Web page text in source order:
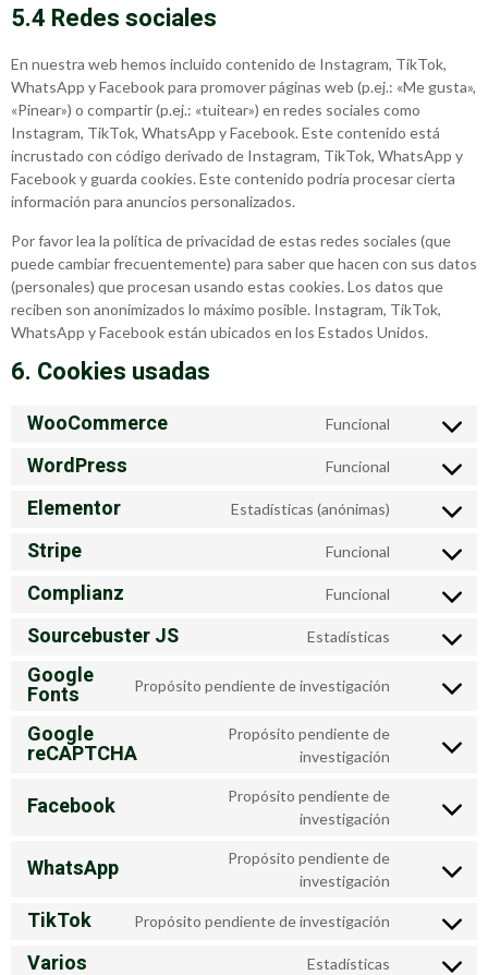
5.4 Redes sociales
En nuestra web hemos incluido contenido de Instagram, TikTok,
WhatsApp y Facebook para promover páginas web (p.ej.: «Me gusta»,
«Pinear») o compartir (p.ej.: «tuitear») en redes sociales como
Instagram, TikTok, WhatsApp y Facebook. Este contenido está
incrustado con código derivado de Instagram, TikTok, WhatsApp y
Facebook y guarda cookies. Este contenido podría procesar cierta
información para anuncios personalizados.
Por favor lea la política de privacidad de estas redes sociales (que
puede cambiar frecuentemente) para saber que hacen con sus datos
(personales) que procesan usando estas cookies. Los datos que
reciben son anonimizados lo máximo posible. Instagram, TikTok,
WhatsApp y Facebook están ubicados en los Estados Unidos.
6. Cookies usadas
WooCommerce Funcional
WordPress Funcional
Elementor Estadísticas (anónimas)
Stripe Funcional
Complianz Funcional
Sourcebuster JS Estadísticas
Google
Fonts Propósito pendiente de investigación
Google
reCAPTCHA
Propósito pendiente de
investigación
Facebook
Propósito pendiente de
investigación
WhatsApp
Propósito pendiente de
investigación
TikTok Propósito pendiente de investigación
Varios Estadísticas